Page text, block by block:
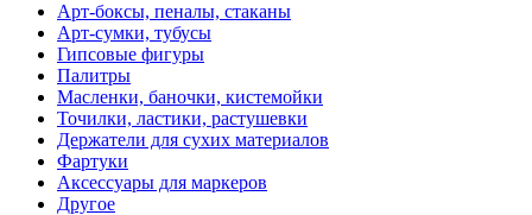
Арт-боксы, пеналы, стаканы
Арт-сумки, тубусы
Гипсовые фигуры
Палитры
Масленки, баночки, кистемойки
Точилки, ластики, растушевки
Держатели для сухих материалов
Фартуки
Аксессуары для маркеров
Другое